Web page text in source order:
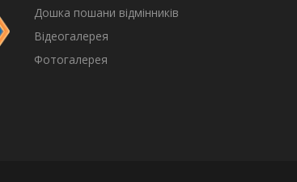
Дошка пошани відмінників
Відеогалерея
Фотогалерея